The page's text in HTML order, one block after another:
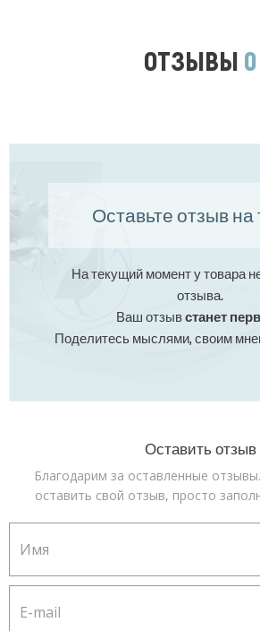
ОТЗЫВЫ 0
Оставьте отзыв на
На текущий момент у товара
отзыва.
Ваш отзывстанет
Поделитесь мыслями, своим
Оставить отзыв
Благодарим за оставленные
оставить свой отзыв, просто